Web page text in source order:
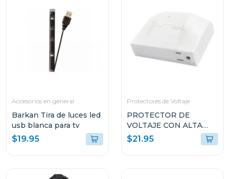
Accesorios en general
Barkan Tira de luces led
usb blanca para tv
$19.95
Protectores de Voltaje
PROTECTOR DE
VOLTAJE CON ALTA
CAPACIDAD DE
SUPRESIÓN PARA
$21.95